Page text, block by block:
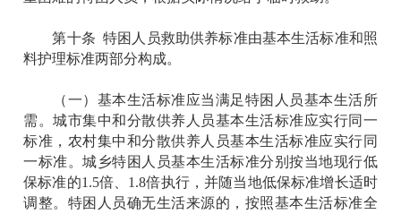
第十条 特困人员救助供养标准由基本生活标准和照
料护理标准两部分构成。
（一）基本生活标准应当满足特困人员基本生活所
需。城市集中和分散供养人员基本生活标准应实行同一
标准，农村集中和分散供养人员基本生活标准应实行同
一标准。城乡特困人员基本生活标准分别按当地现行低
保标准的1.5倍、1.8倍执行，并随当地低保标准增长适时
调整。特困人员确无生活来源的，按照基本生活标准全